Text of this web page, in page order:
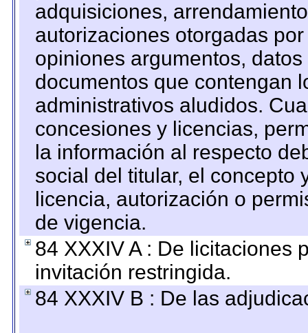
adquisiciones,
autorizaciones otorgadas
opiniones argumentos,
documentos que contengan
administrativos aludidos.
concesiones y licencias,
la información al respecto
social del titular, el concepto
licencia, autorización o
de vigencia.
84 XXXIV A : De licitaciones
invitación restringida.
84 XXXIV B : De las